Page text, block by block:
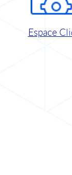
Espace